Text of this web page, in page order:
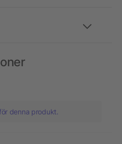
denna produkt.